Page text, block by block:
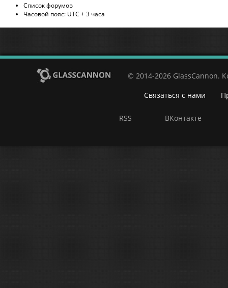
Список форумов
Часовой пояс: UTC + 3 часа
© 2014-2026 GlassCannon.
Связаться с нами
RSS ВКонтакте